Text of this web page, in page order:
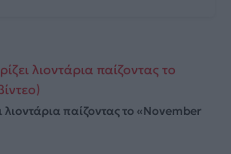
λιοντάρια παίζοντας το «November